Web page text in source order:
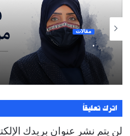
مقالات
.
اترك تعليقاً
لن يتم نشر عنوان بريدك